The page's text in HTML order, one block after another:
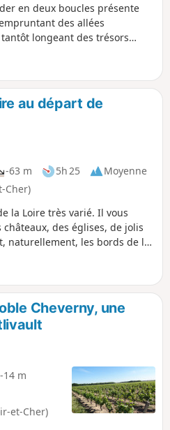
en deux boucles présente
des allées
longeant des trésors
au départ de
-63 m 5h 25
Moyenne
Cher)
la Loire très varié. Il vous
des églises, de jolis
naturellement, les bords de la
depuis les petits chemins
du fleuve.
Cheverny, une
-14 m
et-Cher)